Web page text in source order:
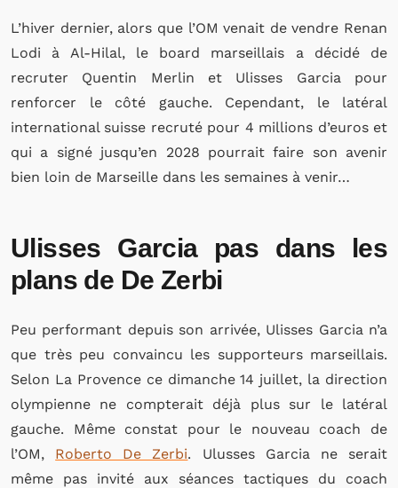
L’hiver dernier, alors que l’OM venait de vendre Renan
Lodi à Al-Hilal, le board marseillais a décidé de
recruter Quentin Merlin et Ulisses Garcia pour
renforcer le côté gauche. Cependant, le latéral
international suisse recruté pour 4 millions d’euros et
qui a signé jusqu’en 2028 pourrait faire son avenir
bien loin de Marseille dans les semaines à venir…
Ulisses Garcia pas dans les
plans de De Zerbi
Peu performant depuis son arrivée, Ulisses Garcia n’a
que très peu convaincu les supporteurs marseillais.
Selon La Provence ce dimanche 14 juillet, la direction
olympienne ne compterait déjà plus sur le latéral
gauche. Même constat pour le nouveau coach de
l’OM, Roberto De Zerbi. Ulusses Garcia ne serait
même pas invité aux séances tactiques du coach